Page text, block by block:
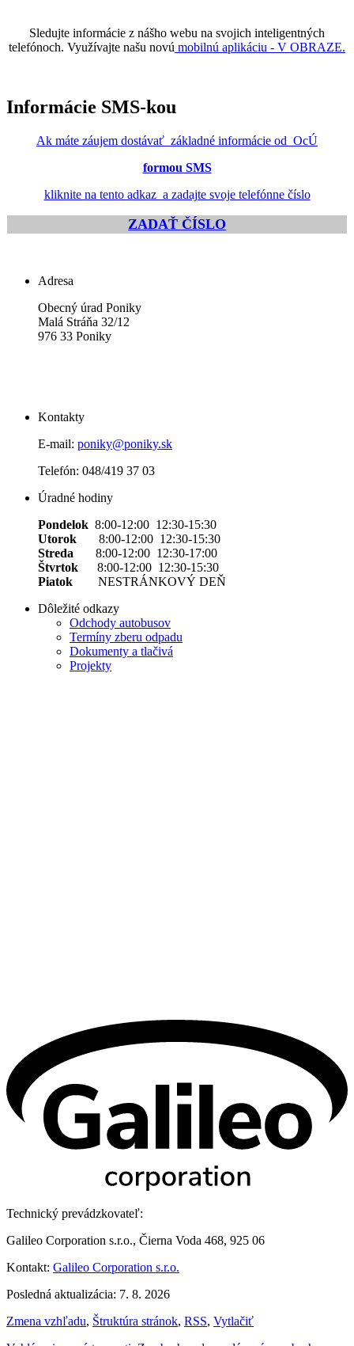
Sledujte informácie z nášho webu na svojich inteligentných
telefónoch. Využívajte našu novú mobilnú aplikáciu - V OBRAZE.
Informácie SMS-kou
Ak máte záujem dostávať základné informácie od OcÚ
formou SMS
kliknite na tento adkaz a zadajte svoje telefónne číslo
ZADAŤ ČÍSLO
Adresa
Obecný úrad Poniky
Malá Stráňa 32/12
976 33 Poniky
Kontakty
E-mail: poniky@poniky.sk
Telefón: 048/419 37 03
Úradné hodiny
Pondelok 8:00-12:00 12:30-15:30
Utorok 8:00-12:00 12:30-15:30
Streda 8:00-12:00 12:30-17:00
Štvrtok
8:00-12:00 12:30-15:30
Piatok NESTRÁNKOVÝ DEŇ
Dôležité odkazy
Odchody autobusov
Termíny zberu odpadu
Dokumenty a tlačivá
Projekty
Technický prevádzkovateľ:
Galileo Corporation s.r.o., Čierna Voda 468, 925 06
Kontakt: Galileo Corporation s.r.o.
Posledná aktualizácia: 7. 8. 2026
Zmena vzhľadu, Štruktúra stránok, RSS, Vytlačiť